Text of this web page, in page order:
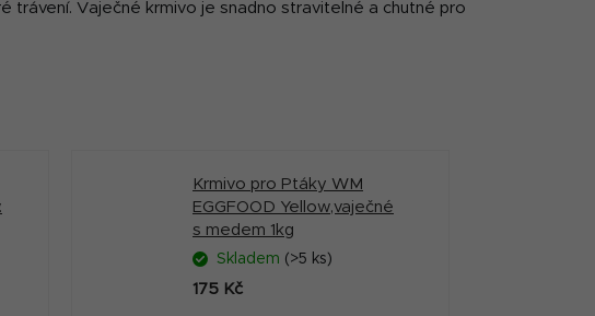
trávení. Vaječné krmivo je snadno stravitelné a chutné pro
Krmivo pro Ptáky WM
EGGFOOD Yellow,vaječné
s medem 1kg
Skladem (>5 ks)
175 Kč